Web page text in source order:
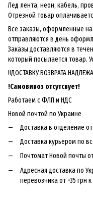
Лед лента, неон, кабель,
Отрезной товар
Все заказы, оформленные
отправляются в день
Заказы доставляются в
который посылается товар.
!!ДОСТАВКУ ВОЗВРАТА
!Самовивоз отсутсвует!
Работаем с ФЛП и НДС
Новой почтой по Украине
Доставка в отделение
Доставка курьером по
Почтомат Новой почты
Адресная доставка по
перевозчика от +35 грн